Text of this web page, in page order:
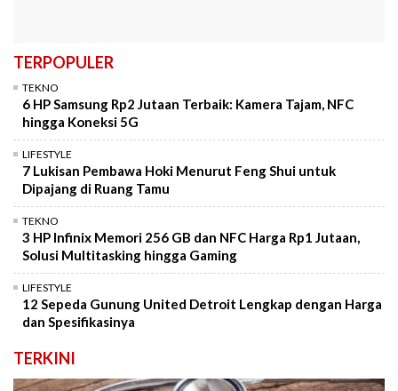
TERPOPULER
TEKNO
6 HP Samsung Rp2 Jutaan Terbaik: Kamera Tajam, NFC
hingga Koneksi 5G
LIFESTYLE
7 Lukisan Pembawa Hoki Menurut Feng Shui untuk
Dipajang di Ruang Tamu
TEKNO
3 HP Infinix Memori 256 GB dan NFC Harga Rp1 Jutaan,
Solusi Multitasking hingga Gaming
LIFESTYLE
12 Sepeda Gunung United Detroit Lengkap dengan Harga
dan Spesifikasinya
TERKINI